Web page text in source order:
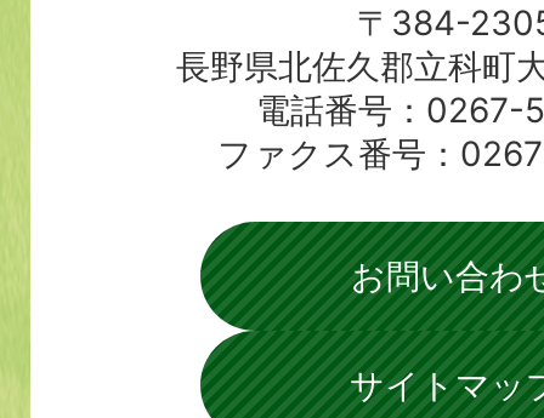
〒384-
長野県北佐久郡立科町
電話番号：0267-
ファクス番号：
お問い合わ
サイトマッ